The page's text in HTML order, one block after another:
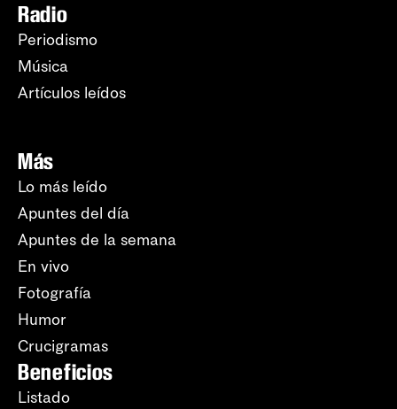
Radio
Periodismo
Música
Artículos leídos
Más
Lo más leído
Apuntes del día
Apuntes de la semana
En vivo
Fotografía
Humor
Crucigramas
Beneficios
Listado